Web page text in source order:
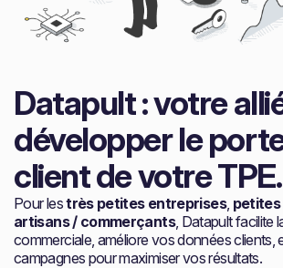
Datapult : votre
développer le
client de votre TPE.
Pour lestrès petites entreprises,
artisans / commerçants, Datapult facilite
commerciale, améliore vos données clients,
campagnes pour maximiser vos résultats.